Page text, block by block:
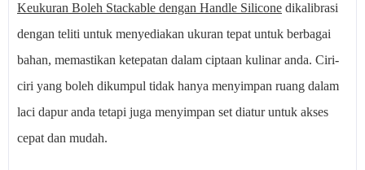
Keukuran Boleh Stackable dengan Handle Silicone dikalibrasi
dengan teliti untuk menyediakan ukuran tepat untuk berbagai
bahan, memastikan ketepatan dalam ciptaan kulinar anda. Ciri-
ciri yang boleh dikumpul tidak hanya menyimpan ruang dalam
laci dapur anda tetapi juga menyimpan set diatur untuk akses
cepat dan mudah.